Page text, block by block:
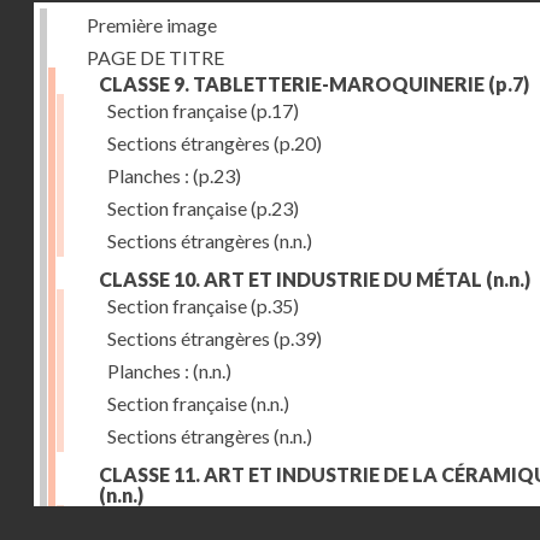
Première image
PAGE DE TITRE
CLASSE 9. TABLETTERIE-MAROQUINERIE (p.7)
Section française(p.17)
Sections étrangères (p.20)
Planches : (p.23)
Section française(p.23)
Sections étrangères (n.n.)
CLASSE 10. ART ET INDUSTRIE DU MÉTAL (n.n.)
Section française(p.35)
Sections étrangères (p.39)
Planches : (n.n.)
Section française(n.n.)
Sections étrangères (n.n.)
CLASSE 11. ART ET INDUSTRIE DE LA
(n.n.)